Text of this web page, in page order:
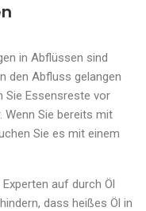
in Abflüssen sind
den Abfluss gelangen
Sie Essensreste vor
Wenn Sie bereits mit
Sie es mit einem
auf durch Öl
dass heißes Öl in